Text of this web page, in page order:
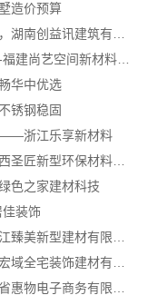
造价预算
新房家庭装修上门量房整体落地-福建尚艺空间新材料科技有限公司
华中优选
锈钢稳固
——浙江乐享新材料
本地好用室内装修费用预算：江西圣匠新型环保材料有限公司
色之家建材科技
装饰